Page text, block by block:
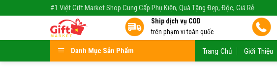
#1 Việt Gift Market Shop Cung Cấp Phụ Kiện, Quà Tặng Đẹp, Độc, Giá Rẻ
Ship dịch vụ COD
trên phạm vi toàn quốc
Danh Mục Sản Phẩm Trang Chủ Giới Thiệu